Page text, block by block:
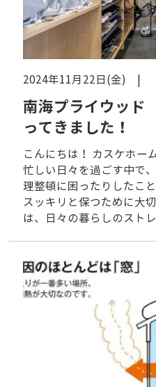
2024年11月22日(金) |
南海プライウッ
ってきました！
こんにちは！ カスケホー
忙しい日々を過ごす中で
理整頓に困ったりしたこ
スッキリと保つために大
は、日々の暮らしのスト